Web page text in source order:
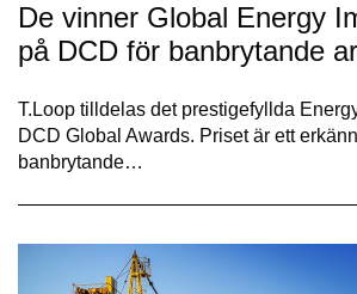
De vinner Global Energy
på DCD för banbrytande
T.Loop tilldelas det prestigefyllda
DCD Global Awards. Priset är ett
banbrytande…